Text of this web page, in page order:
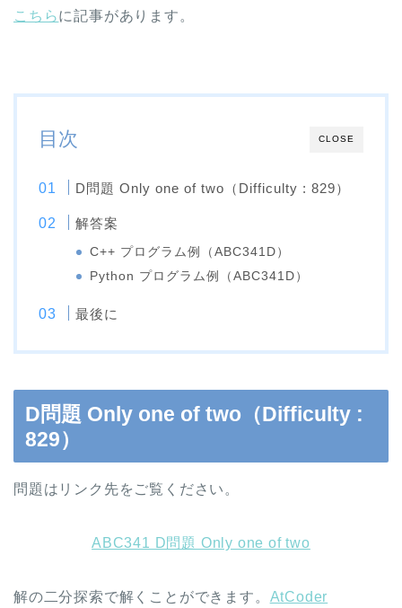
こちらに記事があります。
CLOSE
目次
D問題 Only one of two（Difficulty : 829）
解答案
C++ プログラム例（ABC341D）
Python プログラム例（ABC341D）
最後に
D問題 Only one of two（Difficulty :
829）
問題はリンク先をご覧ください。
ABC341 D問題 Only one of two
解の二分探索で解くことができます。 AtCoder